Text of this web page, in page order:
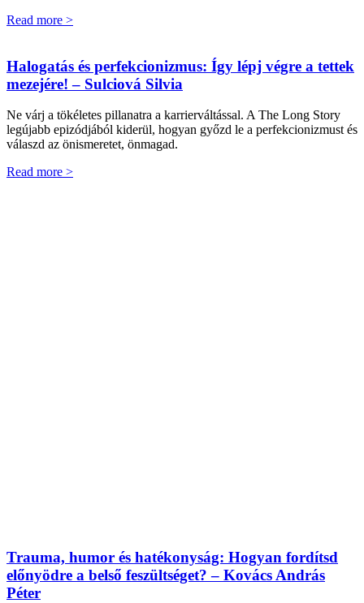
Read more >
Halogatás és perfekcionizmus: Így lépj végre a tettek
mezejére! – Sulciová Silvia
Ne várj a tökéletes pillanatra a karrierváltással. A The Long Story
legújabb epizódjából kiderül, hogyan győzd le a perfekcionizmust és
válaszd az önismeretet, önmagad.
Read more >
Trauma, humor és hatékonyság: Hogyan fordítsd
előnyödre a belső feszültséget? – Kovács András
Péter